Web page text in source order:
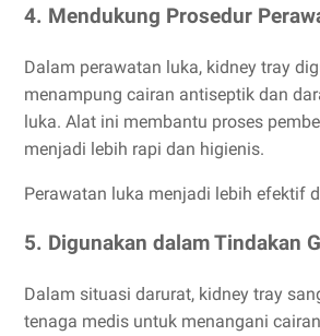
4. Mendukung Prosedur
Dalam perawatan luka, kidney tray
menampung cairan antiseptik dan
luka. Alat ini membantu proses
menjadi lebih rapi dan higienis.
Perawatan luka menjadi lebih efektif
5. Digunakan dalam Tindakan
Dalam situasi darurat, kidney tray
tenaga medis untuk menangani